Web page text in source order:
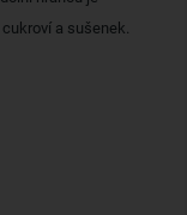
a sušenek.